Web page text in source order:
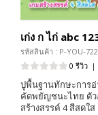
เก่ง ก ไก่ abc
รหัสสินค้า : P-YOU-722
0 รีวิว |
ปูพื้นฐานทักษะการ
คัดพยัญชนะไทย ตัว
สร้างสรรค์ 4 สีสดใ